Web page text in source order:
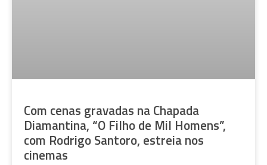
Com cenas gravadas na Chapada
Diamantina, “O Filho de Mil Homens”,
com Rodrigo Santoro, estreia nos
cinemas